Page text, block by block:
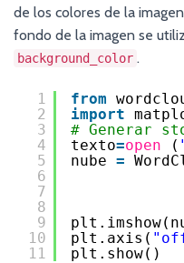
de los colores de la
fondo de la imagen se
background_color .
1
2
3
4
5
6
7
8
9
10
11
from
import
# Generar
texto=open (
nube =
plt.axis(
plt.show()